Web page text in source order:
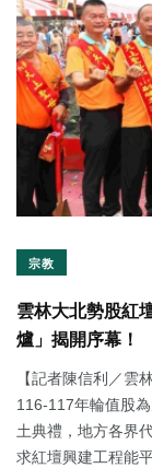
宗教
雲林大北勢股紅
爐」揭開序幕！
【記者陳信利／雲
116-117年輪值股
土典禮，地方各界
求紅壇興建工程能